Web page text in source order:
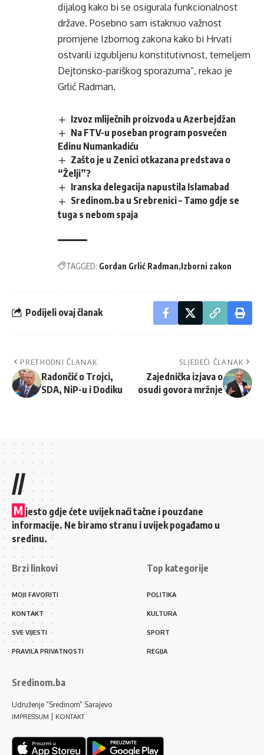
dijalog kako bi se osigurala funkcionalnost
države. Posebno sam istaknuo važnost
promjene Izbornog zakona kako bi Hrvati
ostvarili izgubljenu konstitutivnost, temeljem
Dejtonsko-pariškog sporazuma”, rekao je
Grlić Radman.
Izvoz mliječnih proizvoda u Azerbejdžan
Na FTV-u poseban program posvećen
Edinu Numankadiću
Zašto je u Zenici otkazana predstava o
“Želji”?
Iranska delegacija napustila Islamabad
Sredinom.ba u Srebrenici – Tamo gdje se
tuga s nebom spaja
TAGGED: Gordan Grlić Radman Izborni zakon
Podijeli ovaj članak
PRETHODNI ČLANAK
Radončić o Trojci,
SDA, NiP-u i Dodiku
SLJEDEĆI ČLANAK
Zajednička izjava o
osudi govora mržnje
//
M jesto gdje ćete uvijek naći tačne i pouzdane
informacije. Ne biramo stranu i uvijek pogađamo u
sredinu.
Brzi linkovi
MOJI FAVORITI
KONTAKT
SVE VIJESTI
PRAVILA PRIVATNOSTI
Top kategorije
POLITIKA
KULTURA
SPORT
REGIJA
Sredinom.ba
Udruženje “Sredinom” Sarajevo
IMPRESSUM | KONTAKT